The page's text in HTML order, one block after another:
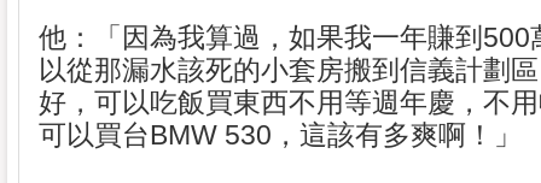
他：「因為我算過，如果我一年賺到500
以從那漏水該死的小套房搬到信義計劃
好，可以吃飯買東西不用等週年慶，不
可以買台BMW 530，這該有多爽啊！」